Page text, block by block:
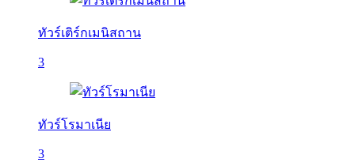
ทัวร์เติร์กเมนิสถาน
3
ทัวร์โรมาเนีย
3